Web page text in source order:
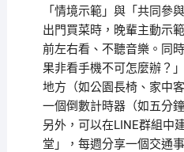
「情境示範」與「共同參
出門買菜時，晚輩主動示
前左右看、不聽音樂。同
果非看手機不可怎麼辦？
地方（如公園長椅、家中
一個倒數計時器（如五分
另外，可以在LINE群組中
堂」，每週分享一個交通